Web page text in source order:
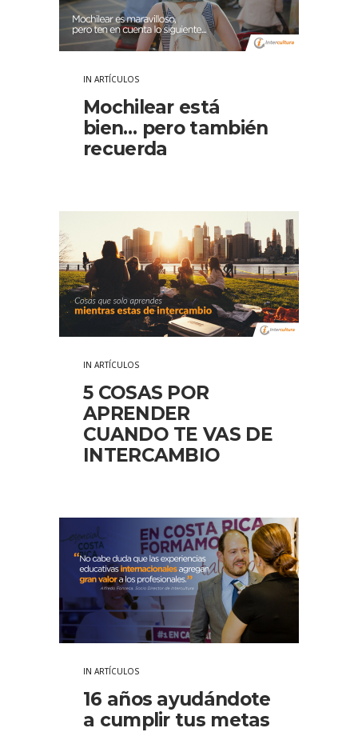
IN ARTÍCULOS
Mochilear está
bien… pero también
recuerda
IN ARTÍCULOS
5 COSAS POR
APRENDER
CUANDO TE VAS DE
INTERCAMBIO
IN ARTÍCULOS
16 años ayudándote
a cumplir tus metas